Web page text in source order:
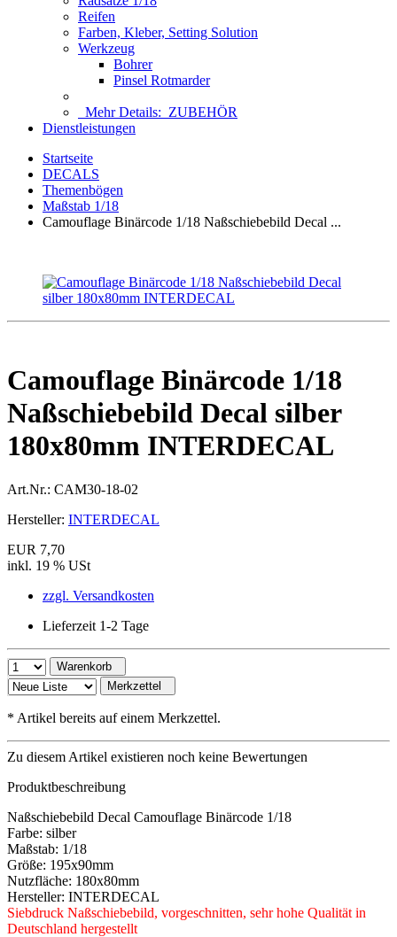
Reifen
Farben, Kleber, Setting Solution
Werkzeug
Bohrer
Pinsel Rotmarder
Mehr Details: ZUBEHÖR
Dienstleistungen
Startseite
DECALS
Themenbögen
Maßstab 1/18
Camouflage Binärcode 1/18 Naßschiebebild Decal ...
Camouflage Binärcode 1/18
Naßschiebebild Decal silber
180x80mm INTERDECAL
Art.Nr.: CAM30-18-02
Hersteller: INTERDECAL
EUR 7,70
inkl. 19 % USt
zzgl. Versandkosten
Lieferzeit 1-2 Tage
Warenkorb
Merkzettel
* Artikel bereits auf einem Merkzettel.
Zu diesem Artikel existieren noch keine Bewertungen
Produktbeschreibung
Naßschiebebild Decal Camouflage Binärcode 1/18
Farbe: silber
Maßstab: 1/18
Größe: 195x90mm
Nutzfläche: 180x80mm
Hersteller: INTERDECAL
Siebdruck Naßschiebebild, vorgeschnitten, sehr hohe Qualität in
Deutschland hergestellt